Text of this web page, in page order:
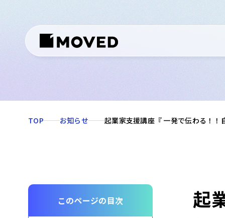
TOP お知らせ 起業家支援講座『 一発で伝わる！
このページの目次
起